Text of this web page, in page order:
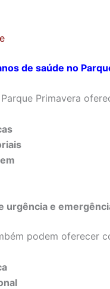
de saúde no
Primavera
urgência e
podem oferecer